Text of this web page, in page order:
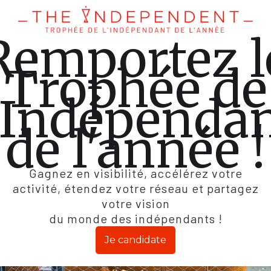
Trophée de
de l'année !
Gagnez en visibilité, accélérez votre
activité, étendez votre réseau et partagez
votre vision
du monde des indépendants !
Je candidate